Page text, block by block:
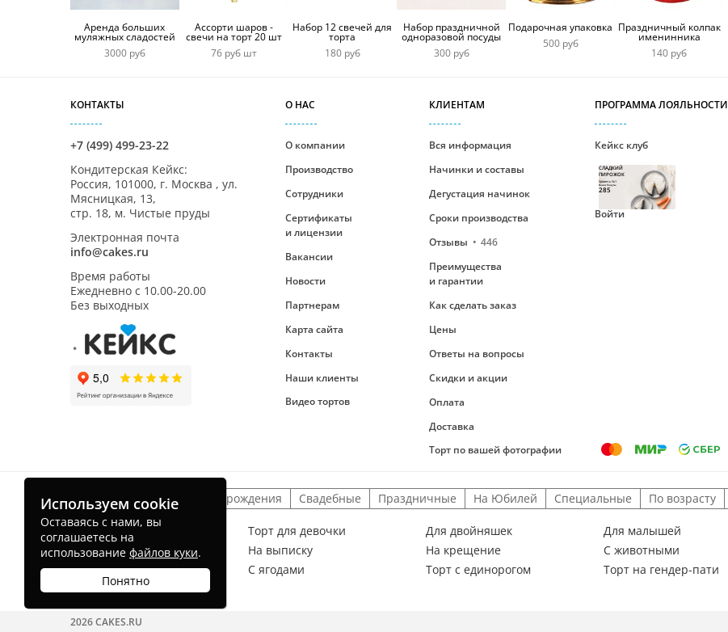
Аренда больших
муляжных сладостей
3000 руб
Ассорти шаров -
свечи на торт 20 шт
76 руб шт
Набор 12 свечей для
торта
180 руб
Набор праздничной
одноразовой посуды
300 руб
Подарочная упаковка
500 руб
Праздничный колпак
именинника
140 руб
КОНТАКТЫ
+7 (499) 499-23-22
Кондитерская Кейкс:
Россия, 101000, г. Москва , ул.
Мясницкая, 13,
стр. 18, м. Чистые пруды
Электронная почта
info@cakes.ru
Время работы
Ежедневно с 10.00-20.00
Без выходных
О НАС
О компании
Производство
Сотрудники
Сертификаты
и лицензии
Вакансии
Новости
Партнерам
Карта сайта
Контакты
Наши клиенты
Видео тортов
КЛИЕНТАМ
Вся информация
Начинки и составы
Дегустация начинок
Сроки производства
Отзывы
446
Преимущества
и гарантии
Как сделать заказ
Цены
Ответы на вопросы
Скидки и акции
Оплата
Доставка
Торт по вашей фотографии
ПРОГРАММА ЛОЯЛЬНОСТИ
Кейкс клуб
СЛАДКИЙ
ПИРОЖОК
Уровень №1
Ваши бонусы
285
Войти
Детские торты На день рождения Свадебные Праздничные На Юбилей Специальные По возрасту
Торт для мальчика Торт для девочки Для двойняшек
Для малышей
На рождение ребенка
На выписку На крещение
С животными
Без мастики
С ягодами Торт с единорогом
Торт на гендер-пати
Торт радуга
2026 CAKES.RU
Используем cookie
Оставаясь с нами, вы
соглашаетесь на
использование файлов куки.
Понятно